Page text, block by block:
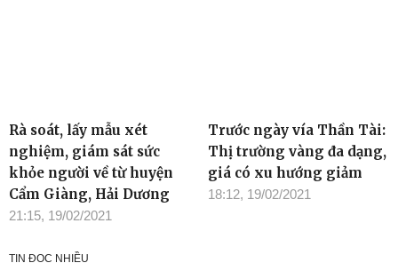
Rà soát, lấy mẫu xét
nghiệm, giám sát sức
khỏe người về từ huyện
Cẩm Giàng, Hải Dương
21:15, 19/02/2021
Trước ngày vía Thần Tài:
Thị trường vàng đa dạng,
giá có xu hướng giảm
18:12, 19/02/2021
TIN ĐỌC NHIỀU